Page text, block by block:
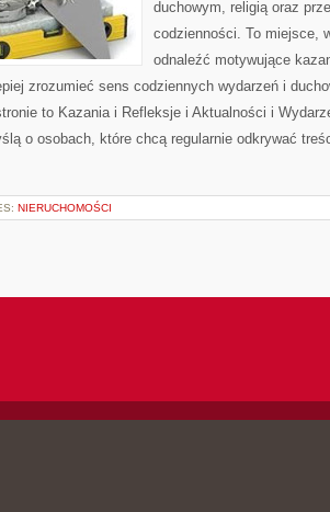
duchowym, religią oraz
codzienności. To miejsce,
odnaleźć motywujące
zrozumieć sens codziennych wydarzeń i
to Kazania i Refleksje i Aktualności i
o osobach, które chcą regularnie odkrywać
NIERUCHOMOŚCI